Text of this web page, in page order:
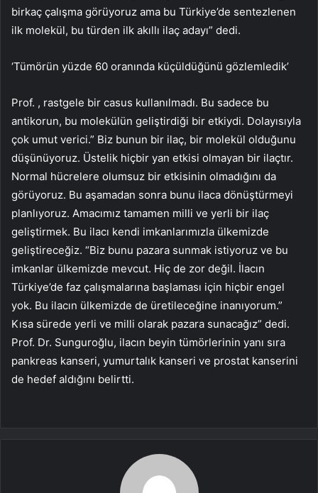
birkaç çalışma görüyoruz ama bu Türkiye’de sentezlenen
ilk molekül, bu türden ilk akıllı ilaç adayı” dedi.
‘Tümörün yüzde 60 oranında küçüldüğünü gözlemledik’
Prof. , rastgele bir casus kullanılmadı. Bu sadece bu
antikorun, bu molekülün geliştirdiği bir etkiydi. Dolayısıyla
çok umut verici.” Biz bunun bir ilaç, bir molekül olduğunu
düşünüyoruz. Üstelik hiçbir yan etkisi olmayan bir ilaçtır.
Normal hücrelere olumsuz bir etkisinin olmadığını da
görüyoruz. Bu aşamadan sonra bunu ilaca dönüştürmeyi
planlıyoruz. Amacımız tamamen milli ve yerli bir ilaç
geliştirmek. Bu ilacı kendi imkanlarımızla ülkemizde
geliştireceğiz. “Biz bunu pazara sunmak istiyoruz ve bu
imkanlar ülkemizde mevcut. Hiç de zor değil. İlacın
Türkiye’de faz çalışmalarına başlaması için hiçbir engel
yok. Bu ilacın ülkemizde de üretileceğine inanıyorum.”
Kısa sürede yerli ve milli olarak pazara sunacağız” dedi.
Prof. Dr. Sunguroğlu, ilacın beyin tümörlerinin yanı sıra
pankreas kanseri, yumurtalık kanseri ve prostat kanserini
de hedef aldığını belirtti.